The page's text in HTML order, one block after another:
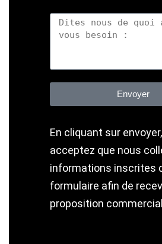
Envoyer
En cliquant sur
acceptez que nous
informations inscrites
formulaire afin de
proposition